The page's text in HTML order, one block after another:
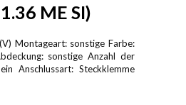
ME SI)
Montageart: sonstige Farbe:
sonstige Anzahl der
Anschlussart: Steckklemme